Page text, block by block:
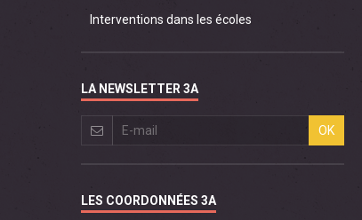
Interventions dans les écoles
LA NEWSLETTER 3A
OK
LES COORDONNÉES 3A